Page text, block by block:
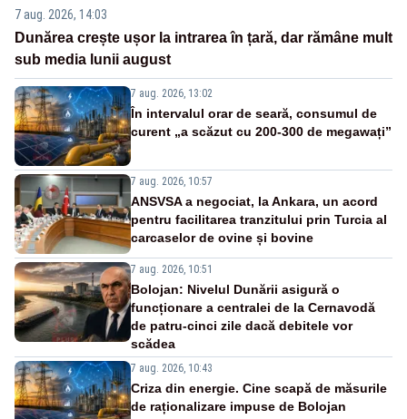
7 aug. 2026, 14:03
Dunărea crește ușor la intrarea în țară, dar rămâne mult
sub media lunii august
7 aug. 2026, 13:02
În intervalul orar de seară, consumul de
curent „a scăzut cu 200-300 de megawați”
7 aug. 2026, 10:57
ANSVSA a negociat, la Ankara, un acord
pentru facilitarea tranzitului prin Turcia al
carcaselor de ovine și bovine
7 aug. 2026, 10:51
Bolojan: Nivelul Dunării asigură o
funcționare a centralei de la Cernavodă
de patru-cinci zile dacă debitele vor
scădea
7 aug. 2026, 10:43
Criza din energie. Cine scapă de măsurile
de raționalizare impuse de Bolojan